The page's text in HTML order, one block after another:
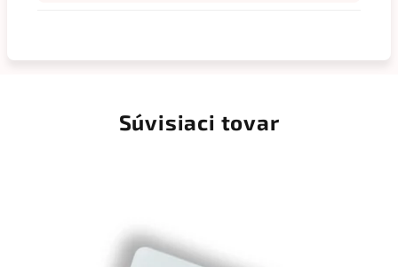
Súvisiaci tovar